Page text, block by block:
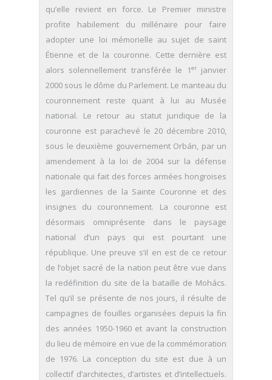
qu’elle revient en force. Le Premier ministre
profite habilement du millénaire pour faire
adopter une loi mémorielle au sujet de saint
Étienne et de la couronne. Cette dernière est
alors solennellement transférée le 1erjanvier
2000 sous le dôme du Parlement. Le manteau du
couronnement reste quant à lui au Musée
national. Le retour au statut juridique de la
couronne est parachevé le 20 décembre 2010,
sous le deuxième gouvernement Orbán, par un
amendement à la loi de 2004 sur la défense
nationale qui fait des forces armées hongroises
les gardiennes de la Sainte Couronne et des
insignes du couronnement. La couronne est
désormais omniprésente dans le paysage
national d’un pays qui est pourtant une
république. Une preuve s’il en est de ce retour
de l’objet sacré de la nation peut être vue dans
la redéfinition du site de la bataille de Mohács.
Tel qu’il se présente de nos jours, il résulte de
campagnes de fouilles organisées depuis la fin
des années 1950-1960 et avant la construction
du lieu de mémoire en vue de la commémoration
de 1976. La conception du site est due à un
collectif d’architectes, d’artistes et d’intellectuels.